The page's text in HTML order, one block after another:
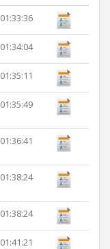
01:33:36
01:34:04
01:35:11
01:35:49
01:36:41
01:38:24
01:38:24
01:41:21